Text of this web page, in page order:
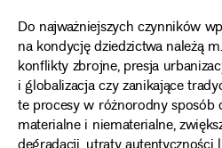
Do najważniejszych czynników
na kondycję dziedzictwa należą
konflikty zbrojne, presja
i globalizacja czy zanikające
te procesy w różnorodny sposób
materialne i niematerialne,